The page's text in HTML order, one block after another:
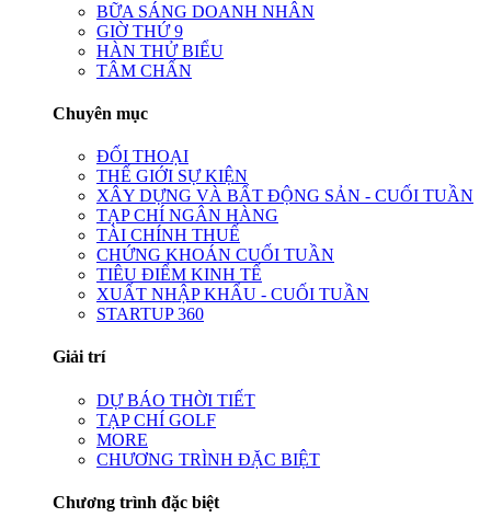
BỮA SÁNG DOANH NHÂN
GIỜ THỨ 9
HÀN THỬ BIỂU
TÂM CHẤN
Chuyên mục
ĐỐI THOẠI
THẾ GIỚI SỰ KIỆN
XÂY DỰNG VÀ BẤT ĐỘNG SẢN - CUỐI TUẦN
TẠP CHÍ NGÂN HÀNG
TÀI CHÍNH THUẾ
CHỨNG KHOÁN CUỐI TUẦN
TIÊU ĐIỂM KINH TẾ
XUẤT NHẬP KHẨU - CUỐI TUẦN
STARTUP 360
Giải trí
DỰ BÁO THỜI TIẾT
TẠP CHÍ GOLF
MORE
CHƯƠNG TRÌNH ĐẶC BIỆT
Chương trình đặc biệt